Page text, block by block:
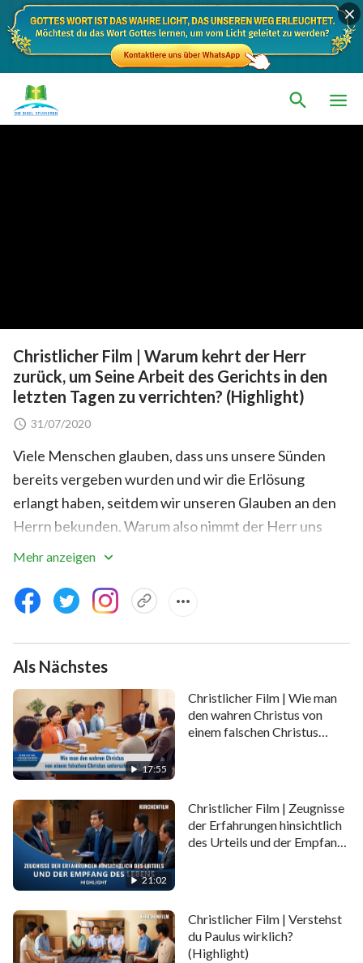
Christlicher Film | Warum kehrt der Herr
zurück, um Seine Arbeit des Gerichts in den
letzten Tagen zu verrichten? (Highlight)
31/07/2020
Viele Menschen glauben, dass uns unsere Sünden
bereits vergeben wurden und wir die Erlösung
erlangt haben, seitdem wir unseren Glauben an den
Herrn bekunden. Warum also nimmt der Herr uns
nicht direkt ins himmlische Königreich mit? Warum
reinigen? Ist Gottes Gericht während der letzten
Tage die Reinigung und Erlösung, oder die
Verurteilung und Zerstörung der Menschheit?
Dieser Clip wird Ihnen diese Geheimnisse
offenbaren.
Mehr anzeigen
Als Nächstes
17:55
Christlicher Film | Wie man
den wahren Christus von
einem falschen Christus
21:02
Christlicher Film | Zeugnisse
der Erfahrungen hinsichtlich
des Urteils und der Empfang
Christlicher Film | Verstehst
du Paulus wirklich?
(Highlight)